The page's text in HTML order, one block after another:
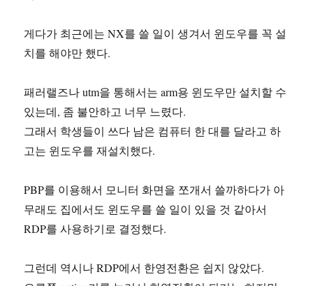
게다가 최근에는 NX를 쓸 일이 생겨서 윈도우를 꼭 설
치를 해야만 했다.
패러랠즈나 utm을 통해서는 arm용 윈도우만 설치할 수
있는데, 좀 불안하고 너무 느렸다.
그래서 학생들이 쓰다 남은 컴퓨터 한 대를 달라고 하
고는 윈도우를 재설치했다.
PBP를 이용해서 모니터 화면을 쪼개서 쓸까하다가 아
무래도 집에서도 윈도우를 쓸 일이 있을 것 같아서
RDP를 사용하기로 결정했다.
그런데 역시나 RDP에서 한영전환은 쉽지 않았다.